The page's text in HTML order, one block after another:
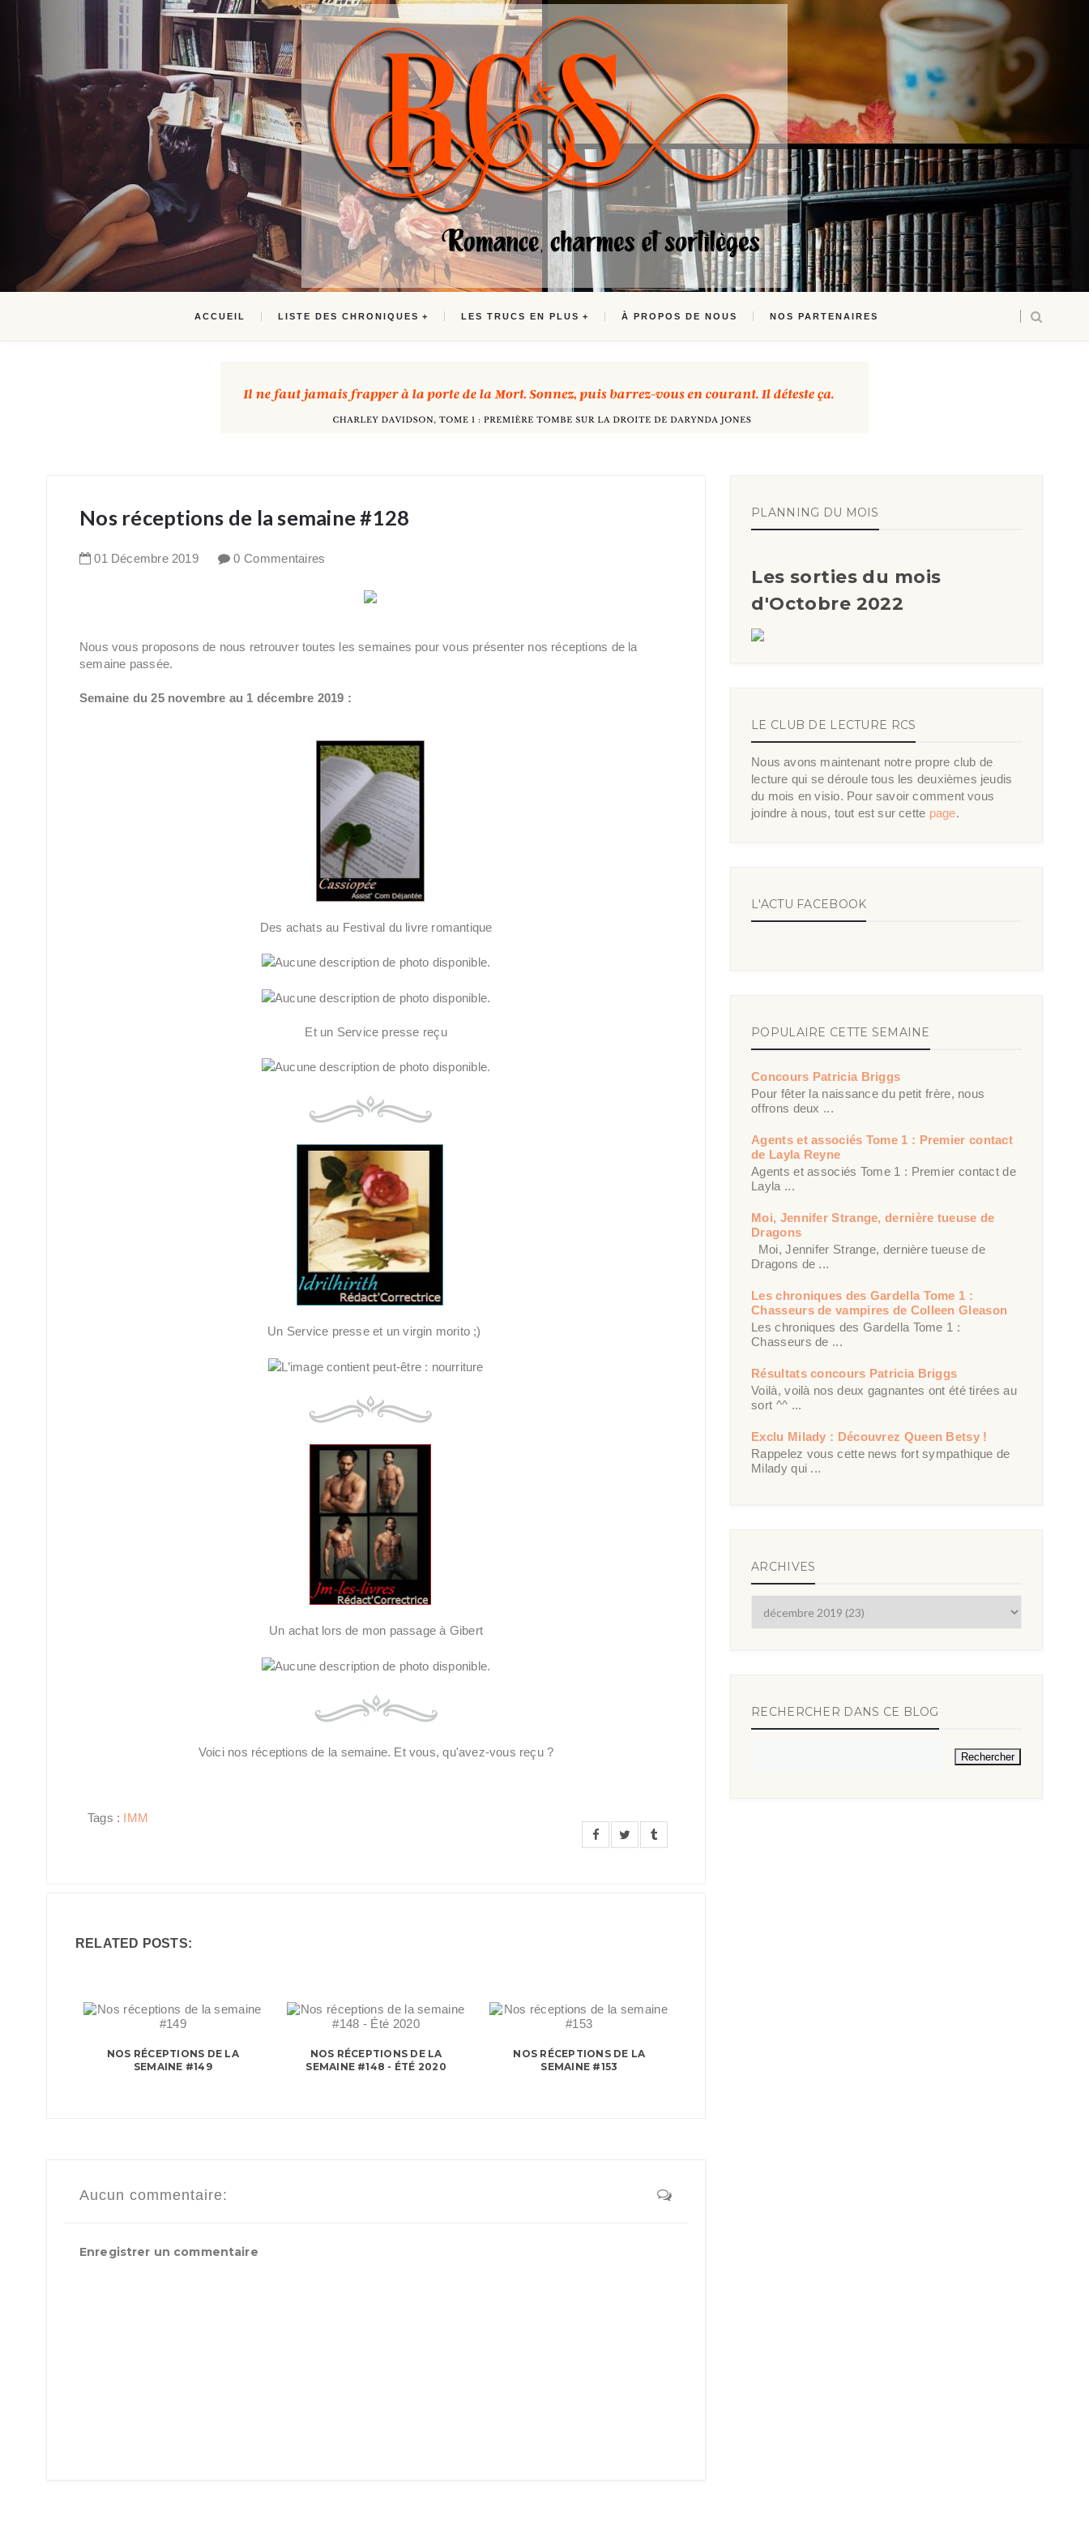
ACCUEIL LISTE DES CHRONIQUES LES TRUCS EN PLUS À PROPOS DE NOUS NOS PARTENAIRES
Nos réceptions de la semaine #128
01 Décembre 2019 0 Commentaires
Nous vous proposons de nous retrouver toutes les semaines pour vous présenter nos réceptions de la
semaine passée.
Semaine du 25 novembre au 1 décembre 2019 :
Des achats au Festival du livre romantique
Et un Service presse reçu
Un Service presse et un virgin morito ;)
Un achat lors de mon passage à Gibert
Voici nos réceptions de la semaine. Et vous, qu'avez-vous reçu ?
Tags : IMM
RELATED POSTS:
NOS RÉCEPTIONS DE LA
SEMAINE #149
NOS RÉCEPTIONS DE LA
SEMAINE #148 - ÉTÉ 2020
NOS RÉCEPTIONS DE LA
SEMAINE #153
Aucun commentaire:
Enregistrer un commentaire
PLANNING DU MOIS
Les sorties du mois
d'Octobre 2022
LE CLUB DE LECTURE RCS
Nous avons maintenant notre propre club de
lecture qui se déroule tous les deuxièmes jeudis
du mois en visio. Pour savoir comment vous
joindre à nous, tout est sur cette page.
L'ACTU FACEBOOK
POPULAIRE CETTE SEMAINE
Concours Patricia Briggs
Pour fêter la naissance du petit frère, nous
offrons deux ...
Agents et associés Tome 1 : Premier contact
de Layla Reyne
Agents et associés Tome 1 : Premier contact de
Layla ...
Moi, Jennifer Strange, dernière tueuse de
Dragons
Moi, Jennifer Strange, dernière tueuse de
Dragons de ...
Les chroniques des Gardella Tome 1 :
Chasseurs de vampires de Colleen Gleason
Les chroniques des Gardella Tome 1 :
Chasseurs de ...
Résultats concours Patricia Briggs
Voilà, voilà nos deux gagnantes ont été tirées au
sort ^^ ...
Exclu Milady : Découvrez Queen Betsy !
Rappelez vous cette news fort sympathique de
Milady qui ...
ARCHIVES
RECHERCHER DANS CE BLOG